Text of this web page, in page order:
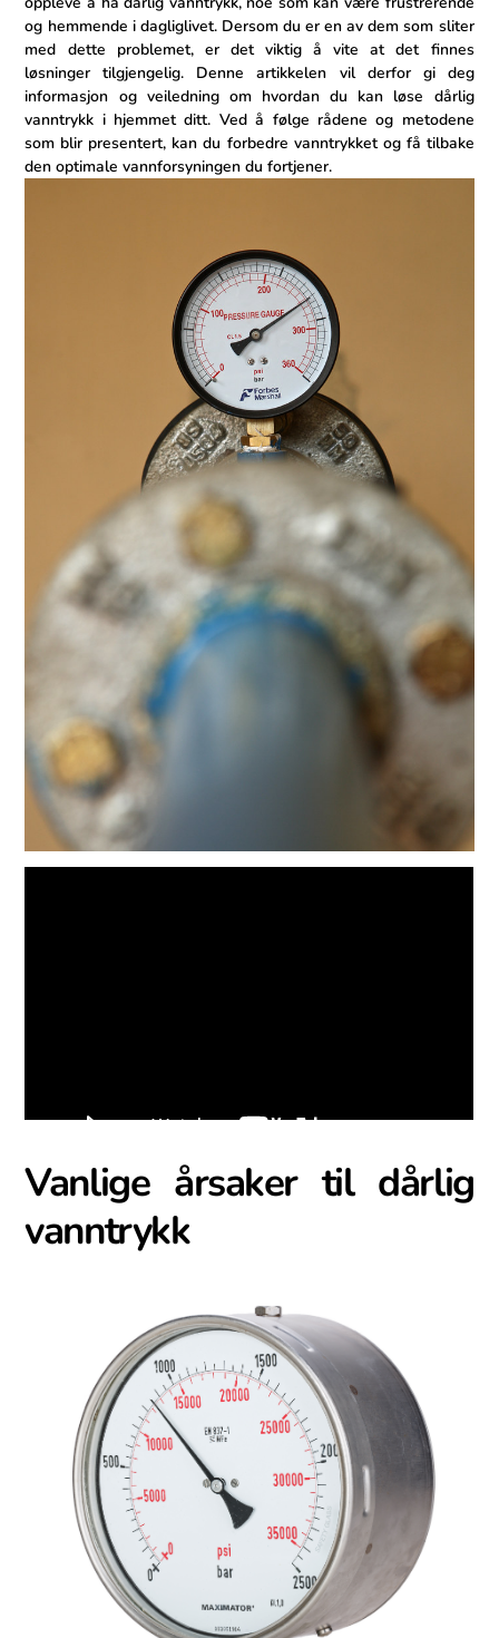
og hemmende i dagliglivet. Dersom du‍ er en av dem ‌som sliter
​med dette problemet, er det viktig å vite at det finnes
løsninger tilgjengelig. Denne artikkelen vil derfor gi deg
informasjon og veiledning om hvordan du kan løse dårlig
vanntrykk i hjemmet ‍ditt. Ved å‌ følge rådene⁢ og metodene
som blir ⁤presentert, ‍kan⁢ du forbedre ⁣vanntrykket og få tilbake
den‍ optimale vannforsyningen du fortjener.
Vanlige årsaker til dårlig
vanntrykk